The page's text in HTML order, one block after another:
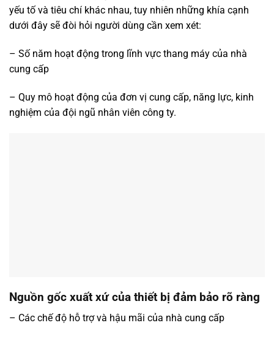
yếu tố và tiêu chí khác nhau, tuy nhiên những khía cạnh
dưới đây sẽ đòi hỏi người dùng cần xem xét:
– Số năm hoạt động trong lĩnh vực thang máy của nhà
cung cấp
– Quy mô hoạt động của đơn vị cung cấp, năng lực, kinh
nghiệm của đội ngũ nhân viên công ty.
Nguồn gốc xuất xứ của thiết bị đảm bảo rõ ràng
– Các chế độ hỗ trợ và hậu mãi của nhà cung cấp